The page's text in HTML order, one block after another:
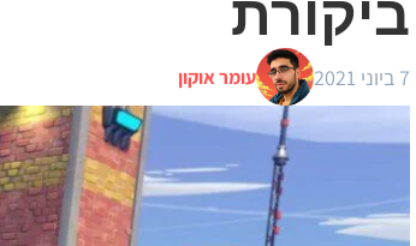
ביקורת
7 ביוני 2021 עומר אוקון